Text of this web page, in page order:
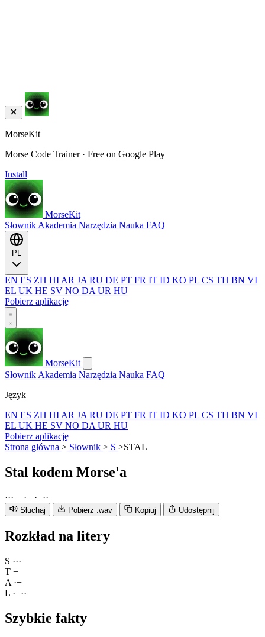
MorseKit
Morse Code Trainer · Free on Google Play
Install
MorseKit
Słownik Akademia Narzędzia Nauka FAQ
EN ES ZH HI AR JA RU DE PT FR IT ID KO PL CS TH BN VI
EL UK HE SV NO DA UR HU
Pobierz aplikację
MorseKit
Słownik Akademia Narzędzia Nauka FAQ
Język
EN ES ZH HI AR JA RU DE PT FR IT ID KO PL CS TH BN VI
EL UK HE SV NO DA UR HU
Pobierz aplikację
Strona główna > Słownik > S >STAL
Stal kodem Morse'a
··· − ·− ·−··
Słuchaj Pobierz .wav Kopiuj Udostępnij
Rozkład na litery
S ···
T −
A ·−
L ·−··
Szybkie fakty